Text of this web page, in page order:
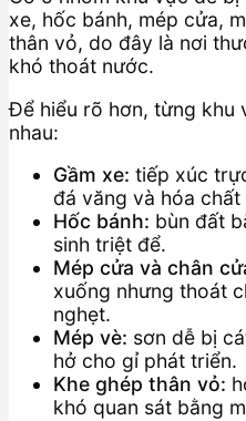
xe, hốc bánh, mép cửa,
thân vỏ, do đây là nơi
khó thoát nước.
Để hiểu rõ hơn, từng khu
nhau:
Gầm xe: tiếp xúc
đá văng và hóa
Hốc bánh: bùn đất
sinh triệt để.
Mép cửa và chân
xuống nhưng thoát
nghẹt.
Mép vè: sơn dễ bị
hở cho gỉ phát triển.
Khe ghép thân vỏ:
khó quan sát bằng